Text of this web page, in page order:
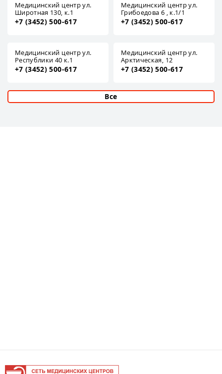
Медицинский центр ул.
Широтная 130, к.1
+7 (3452) 500-617
Медицинский центр ул.
Грибоедова 6 , к.1/1
+7 (3452) 500-617
Медицинский центр ул.
Республики 40 к.1
+7 (3452) 500-617
Медицинский центр ул.
Арктическая, 12
+7 (3452) 500-617
Все